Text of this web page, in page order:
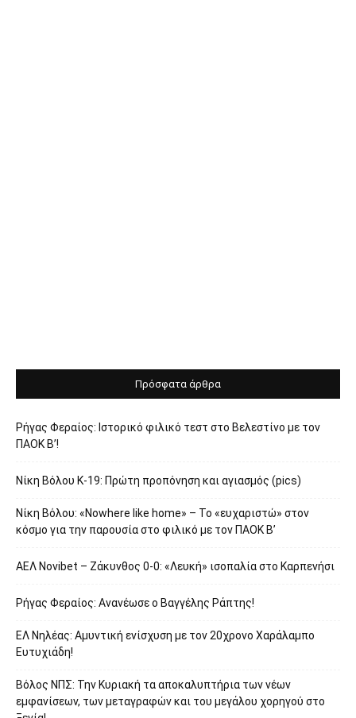
Πρόσφατα άρθρα
Ρήγας Φεραίος: Ιστορικό φιλικό τεστ στο Βελεστίνο με τον
ΠΑΟΚ Β’!
Νίκη Βόλου Κ-19: Πρώτη προπόνηση και αγιασμός (pics)
Νίκη Βόλου: «Nowhere like home» – Το «ευχαριστώ» στον
κόσμο για την παρουσία στο φιλικό με τον ΠΑΟΚ Β’
ΑΕΛ Novibet – Ζάκυνθος 0-0: «Λευκή» ισοπαλία στο Καρπενήσι
Ρήγας Φεραίος: Ανανέωσε ο Βαγγέλης Ράπτης!
ΕΛ Νηλέας: Αμυντική ενίσχυση με τον 20χρονο Χαράλαμπο
Ευτυχιάδη!
Βόλος ΝΠΣ: Την Κυριακή τα αποκαλυπτήρια των νέων
εμφανίσεων, των μεταγραφών και του μεγάλου χορηγού στο